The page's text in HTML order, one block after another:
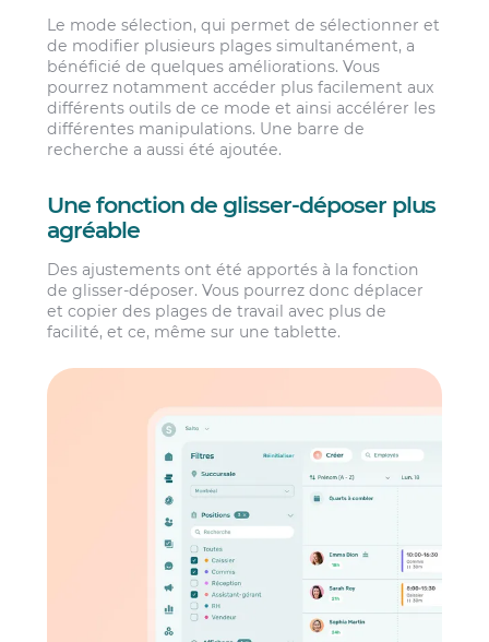
Le mode sélection, qui permet de sélectionner et
de modifier plusieurs plages simultanément, a
bénéficié de quelques améliorations. Vous
pourrez notamment accéder plus facilement aux
différents outils de ce mode et ainsi accélérer les
différentes manipulations. Une barre de
recherche a aussi été ajoutée.
Une fonction de glisser-déposer plus
agréable
Des ajustements ont été apportés à la fonction
de glisser-déposer. Vous pourrez donc déplacer
et copier des plages de travail avec plus de
facilité, et ce, même sur une tablette.